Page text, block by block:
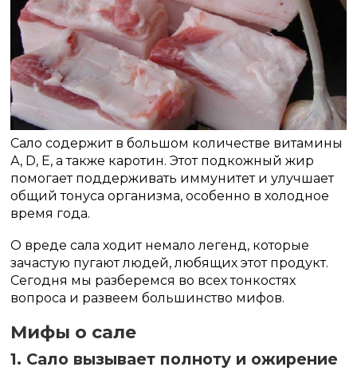
Сало содержит в большом количестве витамины
А, D, Е, а также каротин. Этот подкожный жир
помогает поддерживать иммунитет и улучшает
общий тонуса организма, особенно в холодное
время года.
О вреде сала ходит немало легенд, которые
зачастую пугают людей, любящих этот продукт.
Сегодня мы разберемся во всех тонкостях
вопроса и развеем большинство мифов.
Мифы о сале
1. Сало вызывает полноту и ожирение